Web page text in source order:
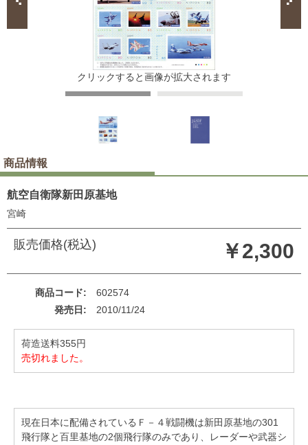
クリックすると画像が拡大されます
商品情報
航空自衛隊新田原基地
宮崎
販売価格(税込) ￥2,300
商品コード
602574
発売日
2010/11/24
荷造送料355円
売切れました。
現在日本に配備されているＦ－４戦闘機は新田原基地の301
飛行隊と百里基地の2個飛行隊のみであり、レーダーや武器シ